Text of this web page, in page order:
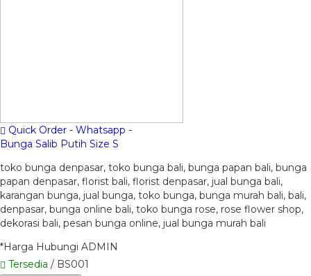
Quick Order - Whatsapp -
Bunga Salib Putih Size S
toko bunga denpasar, toko bunga bali, bunga papan bali, bunga
papan denpasar, florist bali, florist denpasar, jual bunga bali,
karangan bunga, jual bunga, toko bunga, bunga murah bali, bali,
denpasar, bunga online bali, toko bunga rose, rose flower shop,
dekorasi bali, pesan bunga online, jual bunga murah bali
*Harga Hubungi ADMIN
Tersedia / BS001